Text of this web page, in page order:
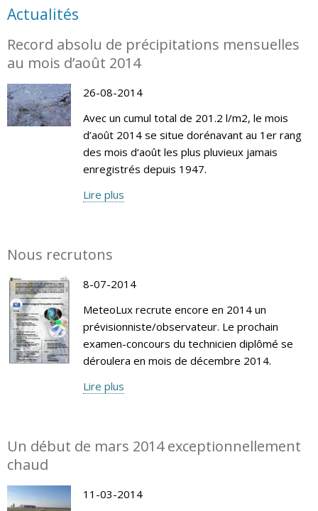
Actualités
Record absolu de précipitations mensuelles
au mois d’août 2014
26-08-2014
Avec un cumul total de 201.2 l/m2, le mois
d’août 2014 se situe dorénavant au 1er rang
des mois d‘août les plus pluvieux jamais
enregistrés depuis 1947.
Lire plus
Nous recrutons
8-07-2014
MeteoLux recrute encore en 2014 un
prévisionniste/observateur. Le prochain
examen-concours du technicien diplômé se
déroulera en mois de décembre 2014.
Lire plus
Un début de mars 2014 exceptionnellement
chaud
11-03-2014